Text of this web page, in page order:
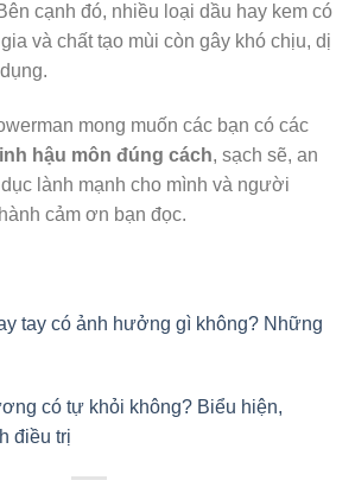
cạnh đó, nhiều loại dầu hay kem có
và chất tạo mùi còn gây khó chịu, dị
mong muốn các bạn có các
hậu môn đúng cách, sạch sẽ, an
lành mạnh cho mình và người
cảm ơn bạn đọc.
tay có ảnh hưởng gì không? Những
có tự khỏi không? Biểu hiện,
điều trị